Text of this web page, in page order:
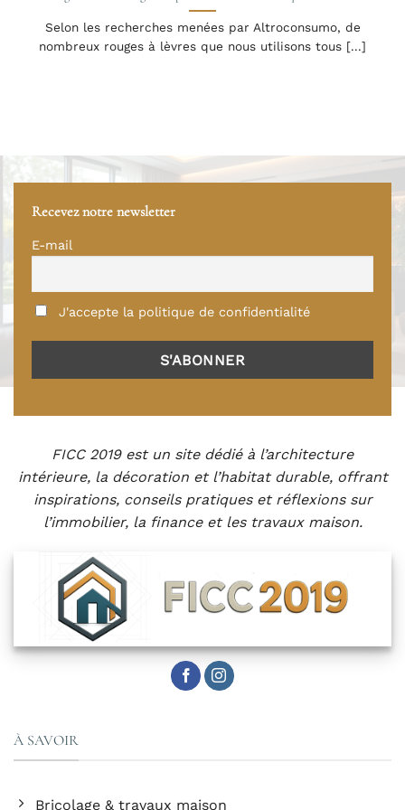
Selon les recherches menées par Altroconsumo, de
nombreux rouges à lèvres que nous utilisons tous [...]
Recevez notre newsletter
E-mail
J'accepte la politique de confidentialité
FICC 2019 est un site dédié à l’architecture
intérieure, la décoration et l’habitat durable, offrant
inspirations, conseils pratiques et réflexions sur
l’immobilier, la finance et les travaux maison.
À SAVOIR
Bricolage & travaux maison